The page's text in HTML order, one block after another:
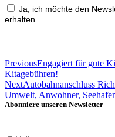
Ja, ich möchte den
erhalten.
PreviousEngagiert für gute
Kitagebühren!
NextAutobahnanschluss
Umwelt, Anwohner,
Abonniere unseren Newsletter